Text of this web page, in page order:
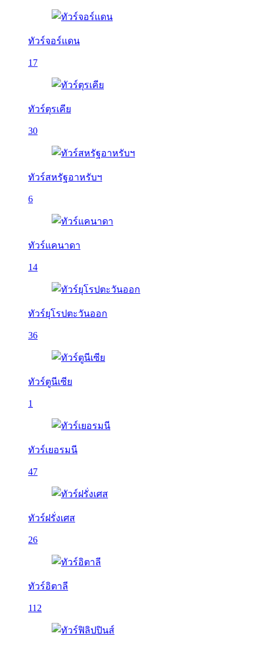
ทัวร์จอร์แดน
17
ทัวร์ตุรเคีย
30
ทัวร์สหรัฐอาหรับฯ
6
ทัวร์แคนาดา
14
ทัวร์ยุโรปตะวันออก
36
ทัวร์ตูนีเซีย
1
ทัวร์เยอรมนี
47
ทัวร์ฝรั่งเศส
26
ทัวร์อิตาลี
112